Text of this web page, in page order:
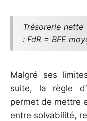
Trésorerie nette
: FdR = BFE
Malgré ses
suite, la règle
permet de mettre
entre solvabilité,